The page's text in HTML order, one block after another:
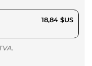
18,84 $US